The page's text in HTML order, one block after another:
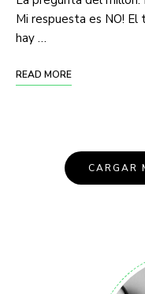
Mi respuesta es NO! El
hay …
READ MORE
CARGAR